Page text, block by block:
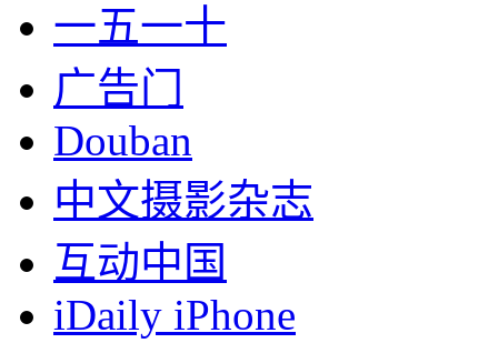
一五一十
广告门
Douban
中文摄影杂志
互动中国
iDaily iPhone